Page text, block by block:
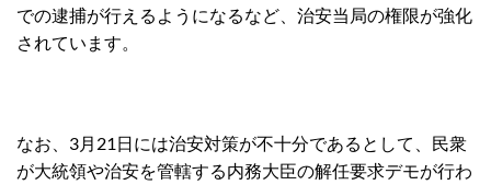
での逮捕が行えるようになるなど、治安当局の権限が強化
されています。
なお、3月21日には治安対策が不十分であるとして、民衆
が大統領や治安を管轄する内務大臣の解任要求デモが行わ